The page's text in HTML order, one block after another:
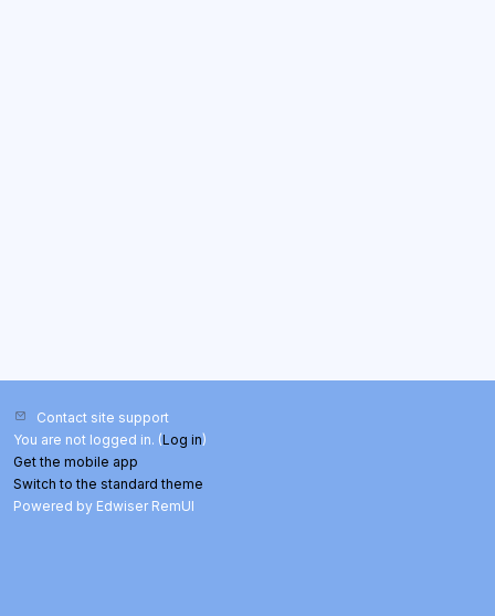
Contact site support
You are not logged in. (Log in)
Get the mobile app
Switch to the standard theme
Powered by Edwiser RemUI